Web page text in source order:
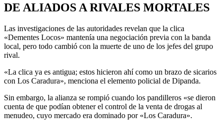
DE ALIADOS A RIVALES MORTALES
Las investigaciones de las autoridades revelan que la clica
«Dementes Locos» mantenía una negociación previa con la banda
local, pero todo cambió con la muerte de uno de los jefes del grupo
rival.
«La clica ya es antigua; estos hicieron ahí como un brazo de sicarios
con Los Caradura», menciona el elemento policial de Dipanda.
Sin embargo, la alianza se rompió cuando los pandilleros «se dieron
cuenta de que podían obtener el control de la venta de drogas al
menudeo, cuyo mercado era dominado por «Los Caradura».